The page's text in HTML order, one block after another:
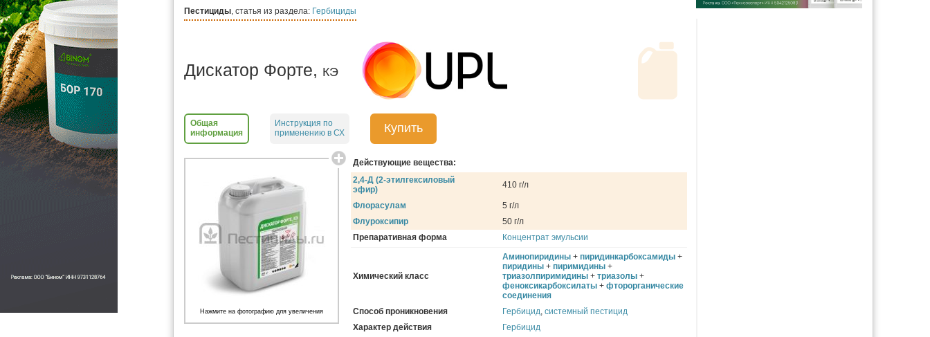
Пестициды, статья из раздела: Гербициды
Дискатор Форте, КЭ
Общая
информация
Инструкция по
применению в СХ
Купить
Действующие вещества:
2,4-Д (2-этилгексиловый
эфир)
410 г/л
Флорасулам
5 г/л
Флуроксипир
50 г/л
Препаративная форма
Концентрат эмульсии
Химический класс
Аминопиридины + пиридинкарбоксамиды +
пиридины + пиримидины +
триазолпиримидины + триазолы +
феноксикарбоксилаты + фторорганические
соединения
Способ проникновения
Гербицид системный пестицид
Характер действия
Гербицид
Нажмите на фотографию для увеличения